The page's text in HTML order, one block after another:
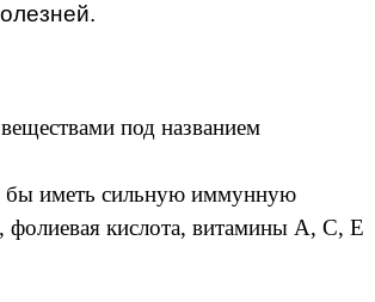
под названием
бы иметь сильную иммунную
фолиевая кислота, витамины А, C, E